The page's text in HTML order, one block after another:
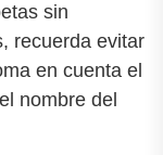
sin
recuerda evitar
en cuenta el
nombre del